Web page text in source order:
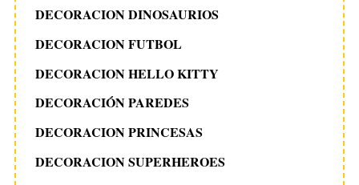
DECORACION DINOSAURIOS
DECORACION FUTBOL
DECORACION HELLO KITTY
DECORACIÓN PAREDES
DECORACION PRINCESAS
DECORACION SUPERHEROES